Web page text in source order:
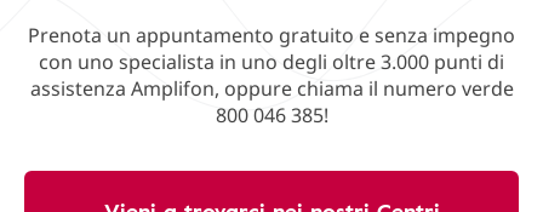
Prenota un appuntamento gratuito e senza impegno
con uno specialista in uno degli oltre 3.000 punti di
assistenza Amplifon, oppure chiama il numero verde
800 046 385!